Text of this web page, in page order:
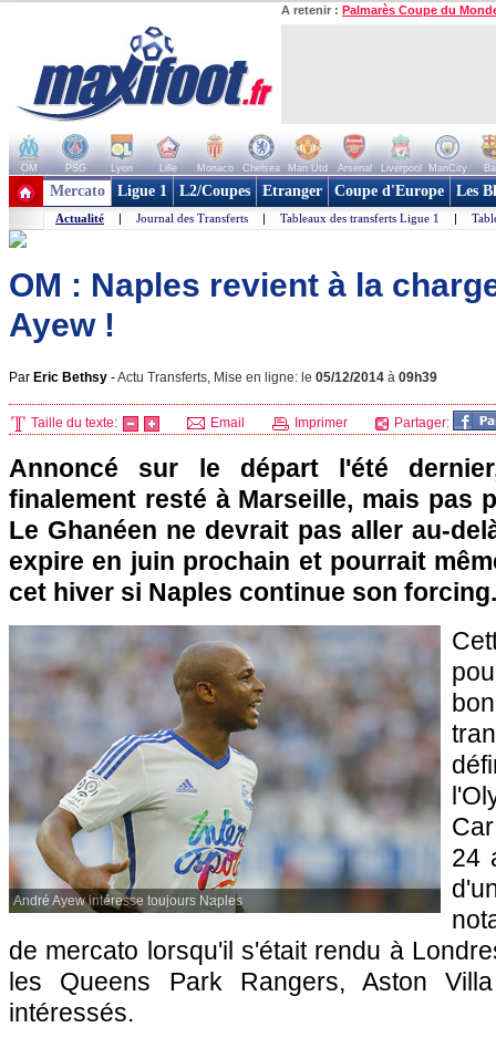
A retenir : Palmarès Coupe du
OM PSG Lyon Lille Monaco Chelsea Man Utd Arsenal Liverpool ManCity
+ de clubs
Mercato Ligue 1 L2/Coupes Etranger Coupe d'Europe Les
Actualité | Journal des Transferts | Tableaux des transferts Ligue 1 |
OM : Naples revient à la
Ayew !
Par Eric Bethsy -Actu Transferts, Mise en ligne: le 05/12/2014 à 09h39
Taille du texte: Email Imprimer Partager:
Annoncé sur le départ l'été
finalement resté à Marseille, mais pas
Le Ghanéen ne devrait pas aller au-
expire en juin prochain et pourrait
cet hiver si Naples continue son forcing.
André Ayew intéresse toujours Naples
24
de mercato lorsqu'il s'était rendu à
les Queens Park Rangers, Aston
intéressés.